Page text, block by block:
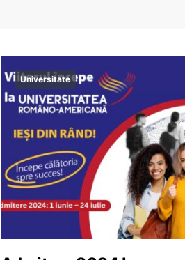
Universitate